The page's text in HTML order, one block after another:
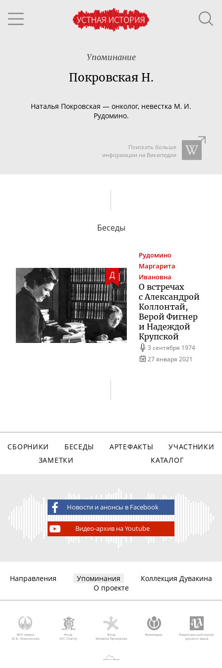
Упоминание
Покровская Н.
Наталья Покровская — онколог, невестка М. И.
Рудомино.
Поискать больше
информации на Википедии
Беседы
Д
Рудомино
Маргарита
Ивановна
О встречах
с Александрой
Коллонтай,
Верой Фигнер
и Надеждой
Крупской
3 сентября 1974
27 января 2021
СБОРНИКИ БЕСЕДЫ АРТЕФАКТЫ
УЧАСТНИКИ
ЗАМЕТКИ
КАТАЛОГ
Новости и анонсы в Facebook
Видео-архив на Youtube
Направления Упоминания
Коллекция Дувакина
О проекте
МГУ имени
М.В. Ломоносова
Фонд
AVC Charity
Фонд
Михаила Прохорова
Викимедиа
Национальный корпус
русского языка